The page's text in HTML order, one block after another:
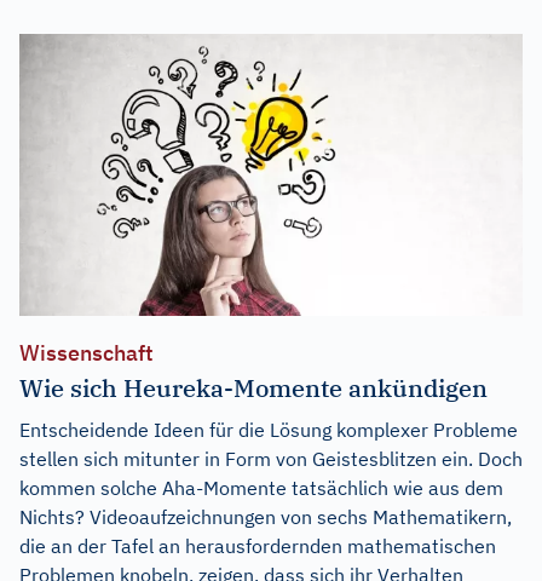
Wissenschaft
Wie sich Heureka-Momente ankündigen
Entscheidende Ideen für die Lösung komplexer Probleme
stellen sich mitunter in Form von Geistesblitzen ein. Doch
kommen solche Aha-Momente tatsächlich wie aus dem
Nichts? Videoaufzeichnungen von sechs Mathematikern,
die an der Tafel an herausfordernden mathematischen
Problemen knobeln, zeigen, dass sich ihr Verhalten